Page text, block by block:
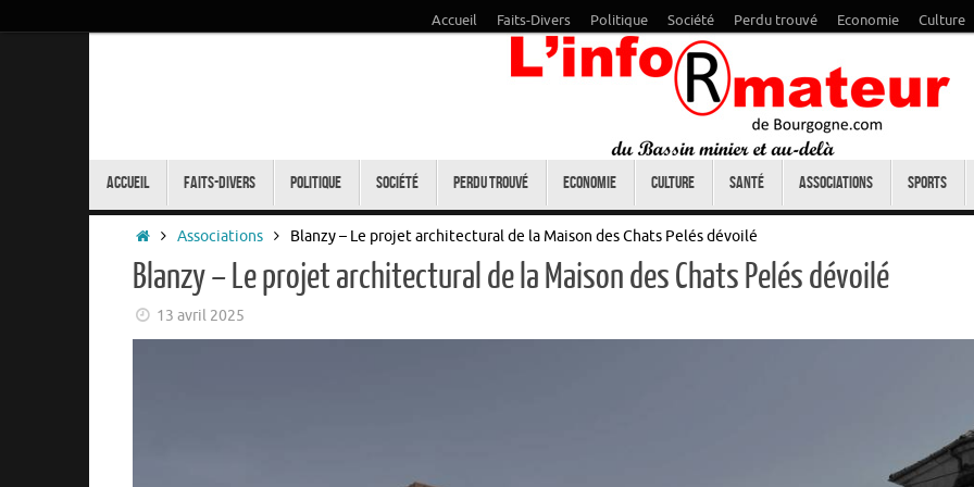
Accueil Faits-Divers Politique Société Perdu trouvé Economie Culture
Accueil Faits-Divers Politique Société Perdu trouvé Economie Culture Santé Associations Sports
Accueil
Associations Blanzy – Le projet architectural de la Maison des Chats Pelés dévoilé
Blanzy – Le projet architectural de la Maison des Chats Pelés dévoilé
13 avril 2025